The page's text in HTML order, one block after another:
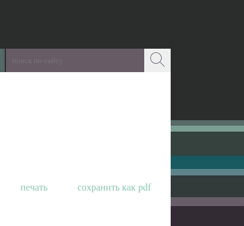
печать сохранить как pdf